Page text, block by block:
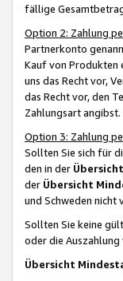
fällige
Option 2: Zahlung
Partnerkonto
Kauf von Produkten
uns das Recht vor,
das Recht vor, den
Zahlungsart
Option 3: Zahlung
Sollten Sie sich für
den in der
der Übersicht
und Schweden nicht
Sollten Sie keine
oder die
Übersicht